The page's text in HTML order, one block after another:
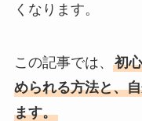
くなります。
この記事では、 初
められる方法と、
ます。